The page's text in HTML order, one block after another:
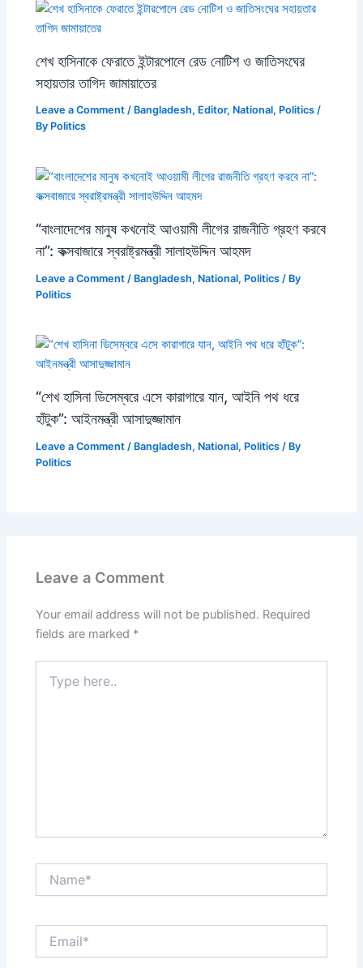
শেখ হাসিনাকে ফেরাতে ইন্টারপোলে রেড নোটিশ ও জাতিসংঘের
সহায়তার তাগিদ জামায়াতের
Leave a Comment / Bangladesh, Editor, National, Politics /
By Politics
“বাংলাদেশের মানুষ কখনোই আওয়ামী লীগের রাজনীতি গ্রহণ করবে
না”: কক্সবাজারে স্বরাষ্ট্রমন্ত্রী সালাহউদ্দিন আহমদ
Leave a Comment / Bangladesh, National, Politics / By
Politics
“শেখ হাসিনা ডিসেম্বরে এসে কারাগারে যান, আইনি পথ ধরে
হাঁটুক”: আইনমন্ত্রী আসাদুজ্জামান
Leave a Comment / Bangladesh, National, Politics / By
Politics
Leave a Comment
Your email address will not be published. Required
fields are marked *
here..